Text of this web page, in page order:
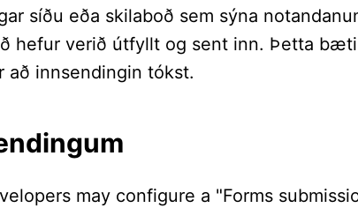
síðu eða skilaboð sem sýna
hefur verið útfyllt og sent inn. Þetta
að innsendingin tókst.
may configure a "Forms